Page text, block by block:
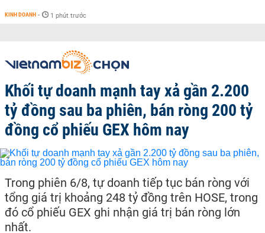
KINH DOANH - 1 phút trước
Khối tự doanh mạnh tay xả gần 2.200
tỷ đồng sau ba phiên, bán ròng 200 tỷ
đồng cổ phiếu GEX hôm nay
Trong phiên 6/8, tự doanh tiếp tục bán ròng với
tổng giá trị khoảng 248 tỷ đồng trên HOSE, trong
đó cổ phiếu GEX ghi nhận giá trị bán ròng lớn
nhất.